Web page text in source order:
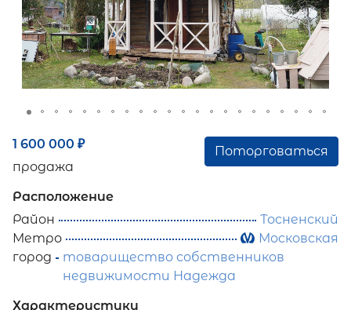
1 600 000 ₽
продажа
Поторговаться
Расположение
Район
Тосненский
Метро
Московская
город
товарищество собственников
недвижимости Надежда
Характеристики